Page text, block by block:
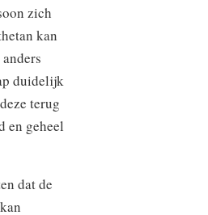
zich
kan
duidelijk
terug
en geheel
dat de